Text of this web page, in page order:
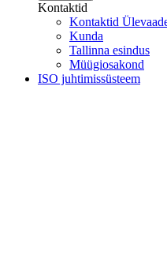
Kontaktid
Kontaktid
Kunda
Tallinna esindus
Müügiosakond
ISO juhtimissüsteem